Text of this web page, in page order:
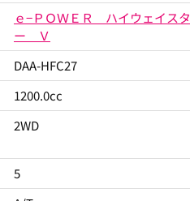
ｅ−ＰＯＷＥＲ ハイウェイスタ
ー Ｖ
DAA-HFC27
1200.0cc
2WD
5